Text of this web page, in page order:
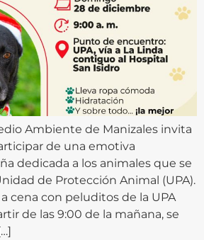
Ambiente de Manizales invita
de una emotiva
dedicada a los animales que se
de Protección Animal (UPA).
cena con peluditos de la UPA
de las 9:00 de la mañana, se